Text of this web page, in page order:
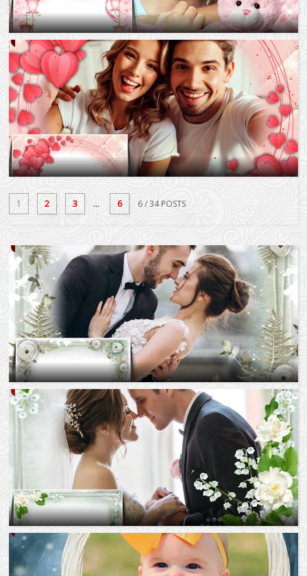
1 2 3 ... 6 6/ 34 POSTS